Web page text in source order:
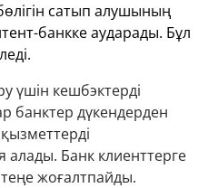
сатып алушының
банкке аударады. Бұл
үшін кешбэктерді
банктер дүкендерден
алады. Банк клиенттерге
жоғалтпайды.